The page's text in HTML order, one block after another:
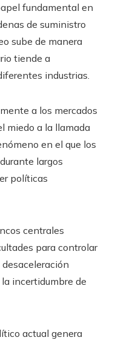
fundamental en
de suministro
sube de manera
tiende a
industrias.
a los mercados
miedo a la llamada
en el que los
largos
políticas
centrales
para controlar
incertidumbre de
actual genera